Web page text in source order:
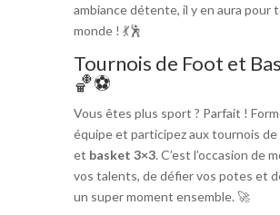
ambiance détente, il y en aura pour
monde ! 💃🕺
Tournois de Foot et
🏀⚽
Vous êtes plus sport ? Parfait !
équipe et participez aux tournois de
et basket 3×3. C’est l’occasion de
vos talents, de défier vos potes et
un super moment ensemble. 🚀